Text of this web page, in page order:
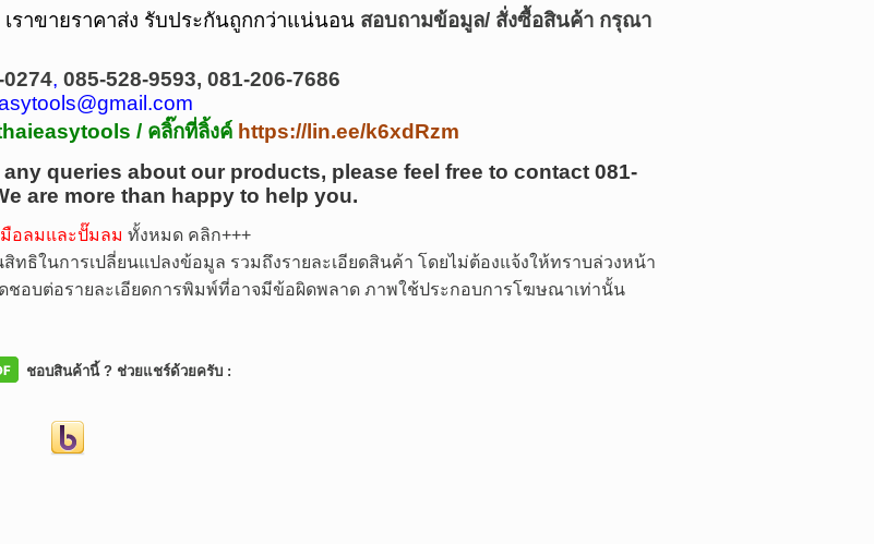
เราขายราคาส่ง รับประกันถูกกว่าแน่นอน สอบถามข้อมูล/ สั่งซื้อสินค้า กรุณา
0274, 085-528-9593, 081-206-7686
/ คลิ๊กที่ลิ้งค์ https://lin.ee/k6xdRzm
any queries about our products, please feel free to contact 081-
are more than happy to help you.
มือลมและปั๊มลม ทั้งหมด คลิก+++
ทธิในการเปลี่ยนแปลงข้อมูล รวมถึงรายละเอียดสินค้า โดยไม่ต้องแจ้งให้ทราบล่วงหน้า
ชอบต่อรายละเอียดการพิมพ์ที่อาจมีข้อผิดพลาด ภาพใช้ประกอบการโฆษณาเท่านั้น
ชอบสินค้านี้ ? ช่วยแชร์ด้วยครับ :